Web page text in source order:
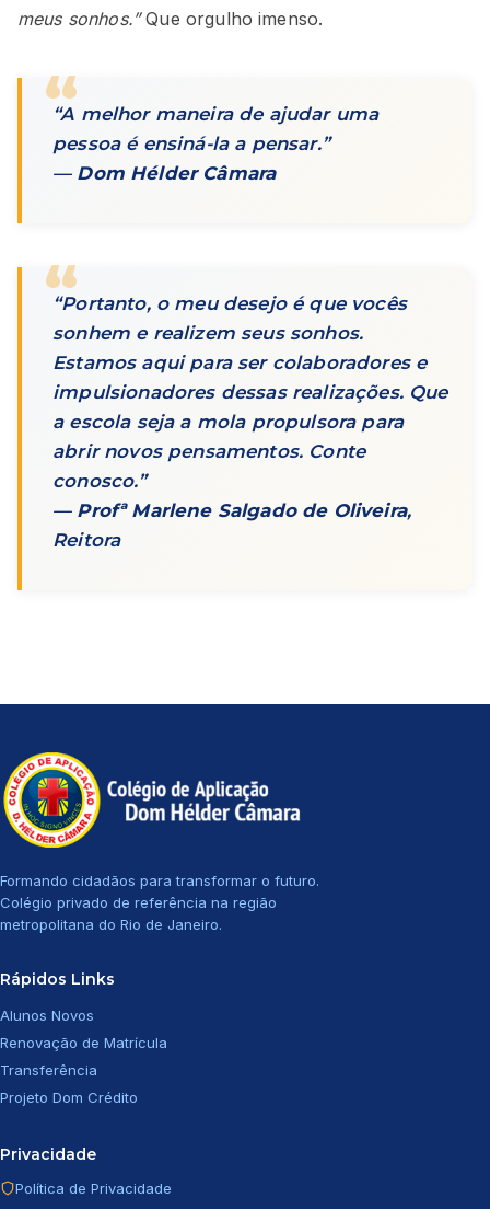
meus sonhos.”Que orgulho imenso.
“A melhor maneira de ajudar uma
pessoa é ensiná-la a pensar.”
— Dom Hélder Câmara
“Portanto, o meu desejo é que vocês
sonhem e realizem seus sonhos.
Estamos aqui para ser colaboradores e
impulsionadores dessas realizações. Que
a escola seja a mola propulsora para
abrir novos pensamentos. Conte
conosco.”
— Profª Marlene Salgado de Oliveira,
Reitora
Formando cidadãos para transformar o futuro.
Colégio privado de referência na região
metropolitana do Rio de Janeiro.
Rápidos Links
Alunos Novos
Renovação de Matrícula
Transferência
Projeto Dom Crédito
Privacidade
Política de Privacidade